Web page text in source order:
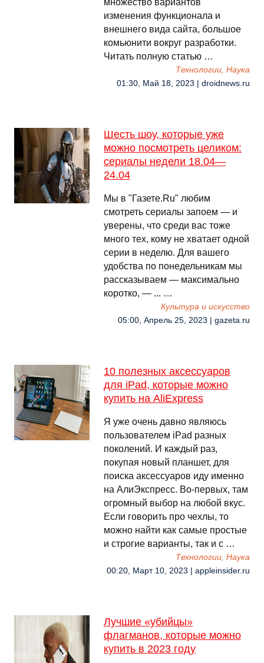
множество вариантов
изменения функционала и
внешнего вида сайта, большое
комьюнити вокруг разработки.
Читать полную статью …
Технологии, Наука
01:30, Май 18, 2023 | droidnews.ru
Шесть шоу, которые уже
можно посмотреть целиком:
сериалы недели 18.04—
24.04
Мы в "Газете.Ru" любим
смотреть сериалы запоем — и
уверены, что среди вас тоже
много тех, кому не хватает одной
серии в неделю. Для вашего
удобства по понедельникам мы
рассказываем — максимально
коротко, — ... …
Культура и искусство
05:00, Апрель 25, 2023 | gazeta.ru
10 полезных аксессуаров
для iPad, которые можно
купить на AliExpress
Я уже очень давно являюсь
пользователем iPad разных
поколений. И каждый раз,
покупая новый планшет, для
поиска аксессуаров иду именно
на АлиЭкспресс. Во-первых, там
огромный выбор на любой вкус.
Если говорить про чехлы, то
можно найти как самые простые
и строгие варианты, так и с …
Технологии, Наука
00:20, Март 10, 2023 | appleinsider.ru
Лучшие «убийцы»
флагманов, которые можно
купить в 2023 году